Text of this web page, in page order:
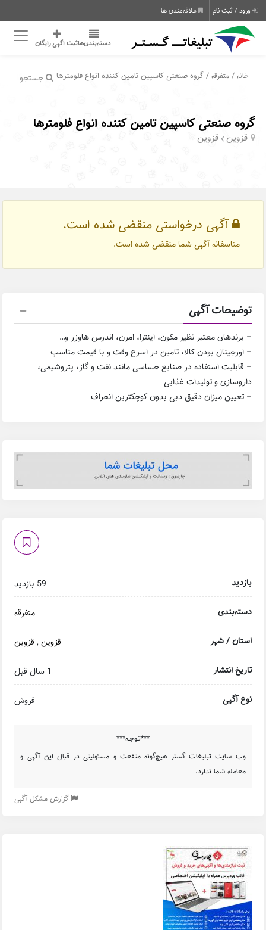
ورود / ثبت نام علاقه‌مندی ها
دسته‌بندی‌هاثبت اگهی رایگان
جستجو خانه /متفرقه / گروه صنعتی کاسپین تامین کننده انواع فلومترها
گروه صنعتی کاسپین تامین کننده انواع فلومترها
قزوین قزوین
آگهی درخواستی منقضی شده است.
متاسفانه آگهی شما منقضی شده است.
توضیحات آگهی
– برندهای معتبر نظیر مکون، اینترا، امرن، اندرس هاوزر و…
– اورجینال بودن کالا، تامین در اسرع وقت و با قیمت مناسب
– قابلیت استفاده در صنایع حساسی مانند نفت و گاز، پتروشیمی،
داروسازی و تولیدات غذایی
– تعیین میزان دقیق دبی بدون کوچکترین انحراف
بازدید 59 بازدید
دسته‌بندی متفرقه
استان / شهر قزوین, قزوین
تاریخ انتشار 1 سال قبل
نوع آگهی فروش
***تـوجـه***
وب سایت تبلیغات گستر هیچ‌گونه منفعت و مسئولیتی در قبال این آگهی و
معامله شما ندارد.
گزارش مشکل آگهی